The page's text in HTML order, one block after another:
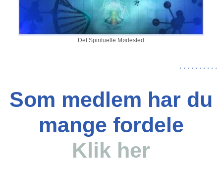
Det Spirituelle Mødested
. . . . . . . . . .
Som medlem har du
mange fordele
Klik her